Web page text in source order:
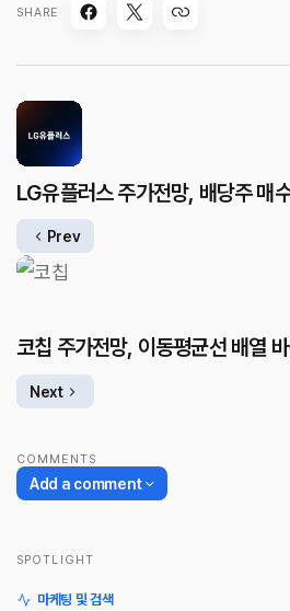
SHARE
LG유플러스 주가전망, 배당주 매
Prev
코칩 주가전망, 이동평균선 배열
Next
COMMENTS
Add a comment
SPOTLIGHT
마케팅 및 검색